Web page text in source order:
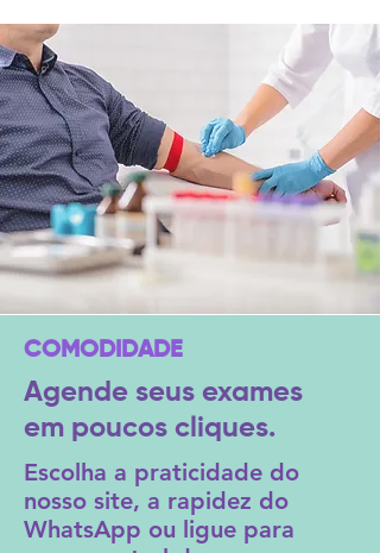
COMODIDADE
Agende seus exames
em poucos cliques.
Escolha a praticidade do
nosso site, a rapidez do
WhatsApp ou ligue para